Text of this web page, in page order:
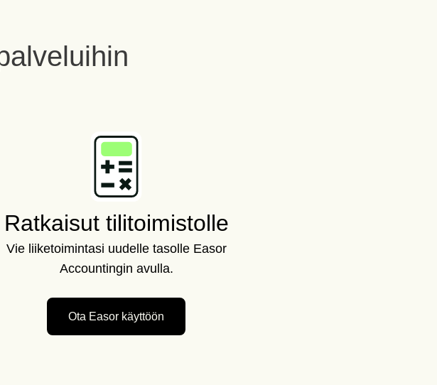
Ratkaisut tilitoimistolle
Vie liiketoimintasi uudelle tasolle Easor
Accountingin avulla.
Ota Easor käyttöön